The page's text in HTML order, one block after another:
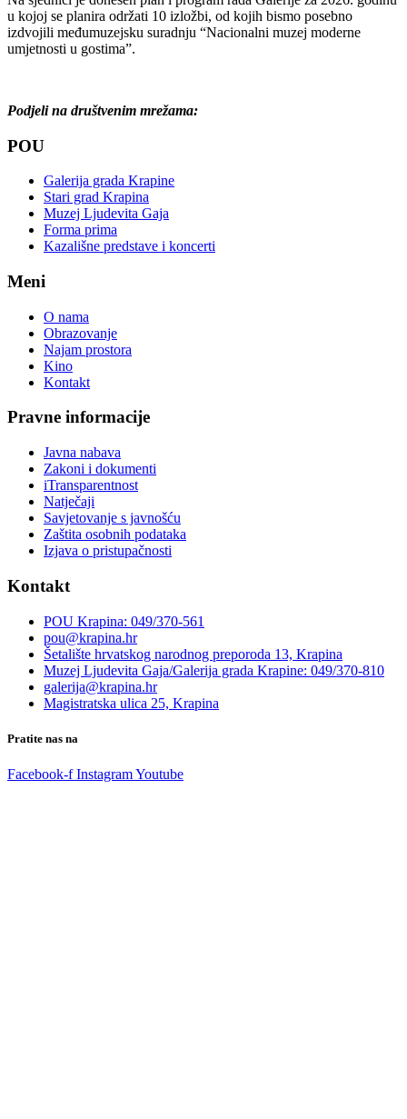
u kojoj se planira održati 10 izložbi, od kojih bismo posebno
izdvojili međumuzejsku suradnju “Nacionalni muzej moderne
umjetnosti u gostima”.
Podjeli na društvenim mrežama:
POU
Galerija grada Krapine
Stari grad Krapina
Muzej Ljudevita Gaja
Forma prima
Kazališne predstave i koncerti
Meni
O nama
Obrazovanje
Najam prostora
Kino
Kontakt
Pravne informacije
Javna nabava
Zakoni i dokumenti
iTransparentnost
Natječaji
Savjetovanje s javnošću
Zaštita osobnih podataka
Izjava o pristupačnosti
Kontakt
POU Krapina: 049/370-561
pou@krapina.hr
Šetalište hrvatskog narodnog preporoda 13, Krapina
Muzej Ljudevita Gaja/Galerija grada Krapine: 049/370-810
galerija@krapina.hr
Magistratska ulica 25, Krapina
Pratite nas na
Facebook-f InstagramYoutube